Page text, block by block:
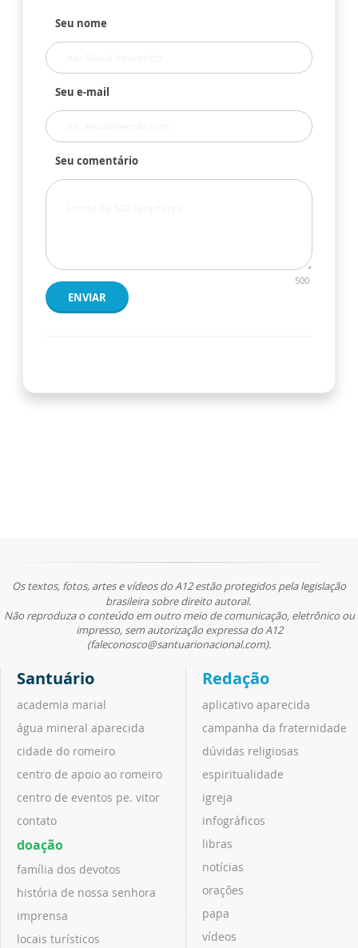
Seu nome
Seu e-mail
Seu comentário
500
ENVIAR
Os textos, fotos, artes e vídeos do A12 estão protegidos pela legislação
brasileira sobre direito autoral.
Não reproduza o conteúdo em outro meio de comunicação, eletrônico ou
impresso, sem autorização expressa do A12
(faleconosco@santuarionacional.com).
Santuário
academia marial
água mineral aparecida
cidade do romeiro
centro de apoio ao romeiro
centro de eventos pe. vitor
contato
doação
família dos devotos
história de nossa senhora
imprensa
locais turísticos
Redação
aplicativo aparecida
campanha da fraternidade
dúvidas religiosas
espiritualidade
igreja
infográficos
libras
notícias
orações
papa
vídeos